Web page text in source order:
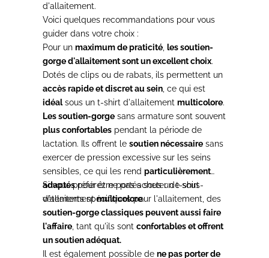
d'allaitement.
Voici quelques recommandations pour vous
guider dans votre choix :
Pour un maximum de praticité les soutien-
gorge d'allaitement sont un excellent choix.
Dotés de clips ou de rabats, ils permettent un
accès rapide et discret au sein , ce qui est
idéalsous un t-shirt d'allaitement multicolore.
Les soutien-gorge sans armature sont souvent
plus confortables pendant la période de
lactation. Ils offrent le soutien nécessaire sans
exercer de pression excessive sur les seins
sensibles, ce qui les rend particulièrement
adaptéspour être portés sous un t-shirt
d'allaitementmulticolore.
Si vous préférez ne pas acheter de sous-
vêtements spécifiques pour l'allaitement, des
soutien-gorge classiques peuvent aussi faire
l'affaire , tant qu'ils sont confortables et offrent
un soutien adéquat.
Il est également possible de ne pas porter de